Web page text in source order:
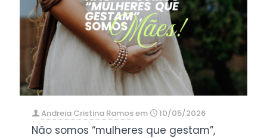
Andreia Cristina Ramosem 10/05/2026
Não somos “mulheres que gestam”,